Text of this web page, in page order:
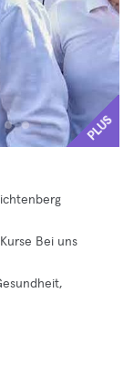
PLUS
Bei uns